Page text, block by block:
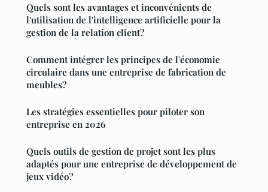
Quels sont les avantages et inconvénients de
l'utilisation de l'intelligence artificielle pour la
gestion de la relation client?
Comment intégrer les principes de l'économie
circulaire dans une entreprise de fabrication de
meubles?
Les stratégies essentielles pour piloter son
entreprise en 2026
Quels outils de gestion de projet sont les plus
adaptés pour une entreprise de développement de
jeux vidéo?